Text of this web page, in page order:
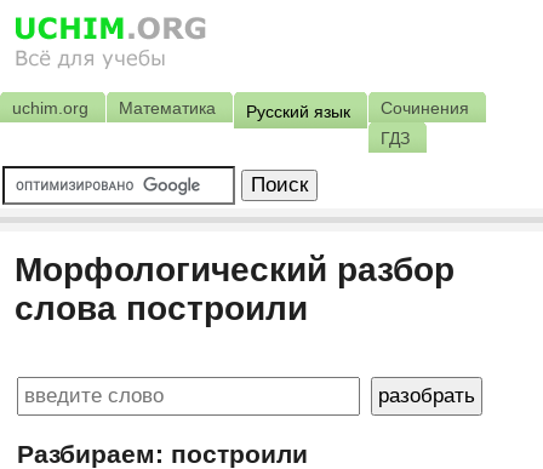
uchim.org Математика Русский язык
Сочинения
ГДЗ
Морфологический разбор
слова построили
Разбираем: построили